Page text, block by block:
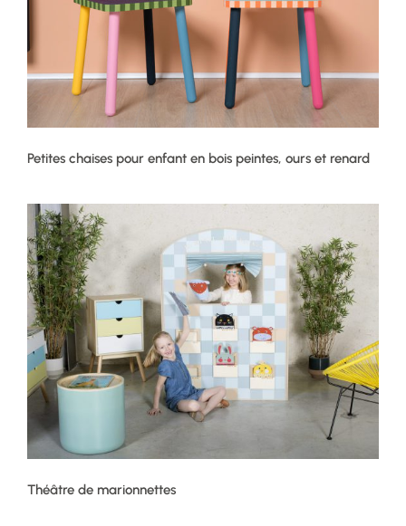
Petites chaises pour enfant en bois peintes, ours et renard
Théâtre de marionnettes